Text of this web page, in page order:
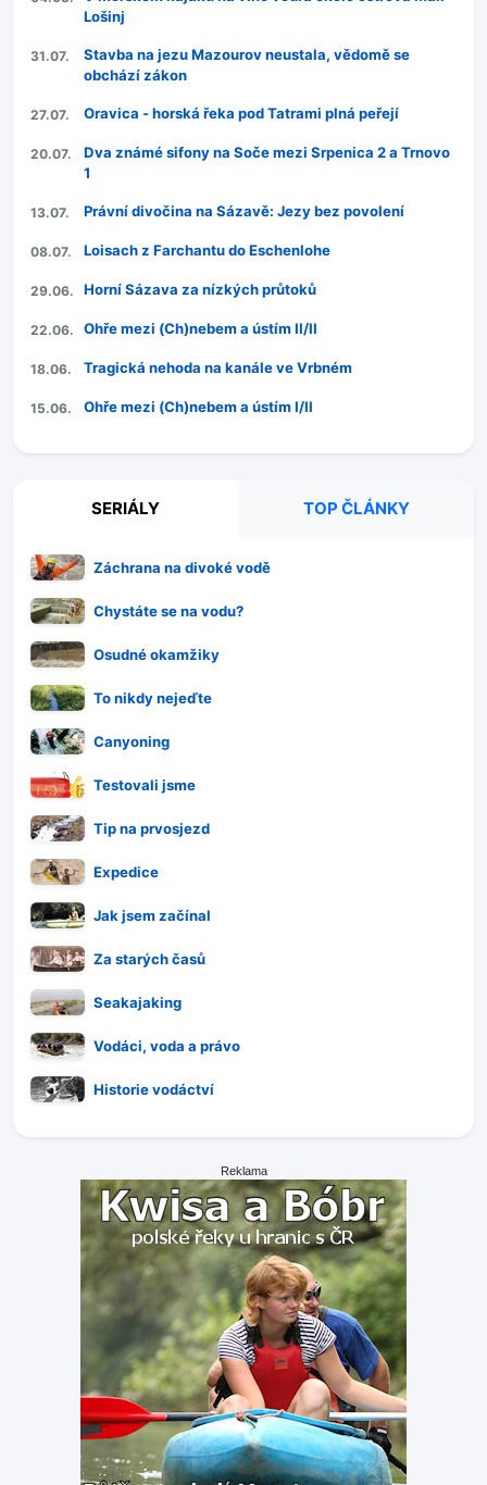
Lošinj
31.07.
Stavba na jezu Mazourov neustala, vědomě se
obchází zákon
27.07. Oravica - horská řeka pod Tatrami plná peřejí
20.07.
Dva známé sifony na Soče mezi Srpenica 2 a Trnovo
1
13.07. Právní divočina na Sázavě: Jezy bez povolení
08.07. Loisach z Farchantu do Eschenlohe
29.06. Horní Sázava za nízkých průtoků
22.06. Ohře mezi (Ch)nebem a ústím II/II
18.06. Tragická nehoda na kanále ve Vrbném
15.06. Ohře mezi (Ch)nebem a ústím I/II
SERIÁLY TOP ČLÁNKY
Záchrana na divoké vodě
Chystáte se na vodu?
Osudné okamžiky
To nikdy nejeďte
Canyoning
Testovali jsme
Tip na prvosjezd
Expedice
Jak jsem začínal
Za starých časů
Seakajaking
Vodáci, voda a právo
Historie vodáctví
Reklama